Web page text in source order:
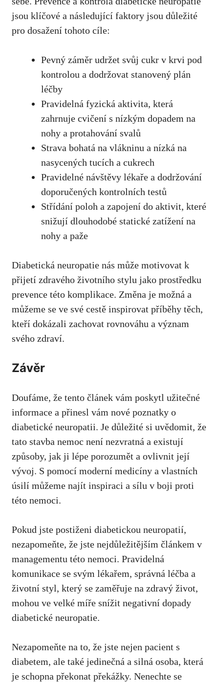
jsou klíčové a následující faktory jsou‍ důležité⁢
pro dosažení tohoto ​cíle:
Pevný záměr udržet svůj ⁢cukr v krvi pod
kontrolou a dodržovat stanovený⁤ plán
léčby
Pravidelná fyzická aktivita, která
zahrnuje ⁣cvičení s nízkým dopadem na
⁣nohy‍ a protahování svalů
Strava bohatá na vlákninu a nízká⁤ na
nasycených tucích a cukrech
Pravidelné návštěvy lékaře a dodržování
doporučených kontrolních testů
Střídání poloh a zapojení ​do aktivit, které
snižují dlouhodobé statické ‍zatížení na
nohy a paže
Diabetická neuropatie ⁣nás může motivovat k
přijetí zdravého životního stylu jako prostředku
prevence této⁢ komplikace. Změna je‍ možná a⁣
můžeme ⁢se ve své​ cestě ⁣inspirovat příběhy⁢ těch,
kteří dokázali​ zachovat rovnováhu a význam
svého zdraví.
Závěr
Doufáme, že ⁤tento ‍článek vám poskytl užitečné‍
informace ⁣a přinesl⁤ vám nové poznatky o
diabetické neuropatii.⁣ Je důležité si uvědomit, ⁤že
tato ‍stavba nemoc není nezvratná a existují
způsoby, jak⁤ ji​ lépe porozumět ⁤a‍ ovlivnit ⁣její
vývoj. S ​pomocí moderní medicíny ‍a vlastních
úsilí můžeme najít inspiraci a sílu v boji proti
této nemoci.
Pokud ⁣jste postiženi ​diabetickou neuropatií,
nezapomeňte, že jste nejdůležitějším‍ článkem v⁢
managementu této ⁤nemoci. Pravidelná
komunikace se svým lékařem, správná léčba a
životní styl, který se zaměřuje na⁤ zdravý život,
mohou ve velké míře snížit ⁢negativní ⁤dopady
diabetické neuropatie.
Nezapomeňte na ‍to, že jste nejen pacient s‌
diabetem, ⁣ale také⁤ jedinečná⁤ a silná osoba, která
je schopna⁢ překonat překážky. Nenechte⁣ se